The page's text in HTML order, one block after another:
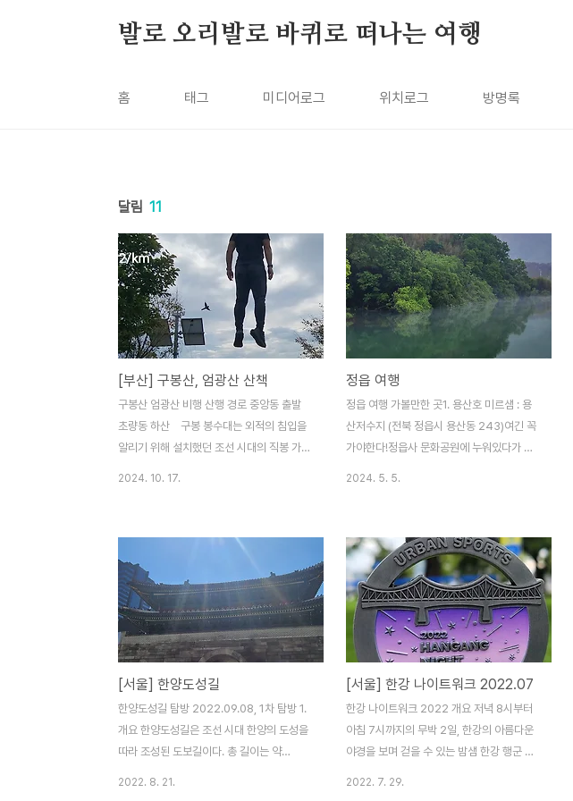
발로 오리발로 바퀴로 떠나는 여행
홈 태그 미디어로그 위치로그 방명록
달림 11
[부산] 구봉산, 엄광산 산책
구봉산 엄광산 비행 산행 경로 중앙동 출발
초량동 하산 구봉 봉수대는 외적의 침입을
알리기 위해 설치했던 조선 시대의 직봉 가운
약 8.38km, 황령산 봉수대까지는 약
6.23km로, 낮에는 마른 나무나 짚솜의 땔감
을 태워 연기로 신호를 전달하였고, 밤에는
불을 피워 황령산 봉수대로 전달하였다.원래
천마산에 석성 봉수대가 있었으나 초량 왜관
과 가까워 군사 정보가 노출될 것을 염려하여
1895년 (고종 32년) 동래부사 이종원(李鍾
元)의 건의로 현재의 자리에 봉수대를 새롭
게 설치한 것이다.그 ..
2024. 10. 17.
정읍 여행
정읍 여행 가볼만한 곳1. 용산호 미르샘 : 용
산저수지 (전북 정읍시 용산동 243)여긴 꼭
가야한다!정읍사 문화공원에 누워있다가 아
보였다.가을 단풍이 멋진 곳이지만 전북에서
유명한 산이다 보니 사철 주말마다 붐빌 듯
보인다. 미르샘 한 바퀴.용산호 대략 가운데
를 가로지르는 미르샘 다리를 건너 우로 한
바퀴, 좌로 한 바퀴 돌면 5Km가 된다.조깅이
라 달릴만도 하지만 조용한 아침 풍경을 두고
뛰어가는 건 좀 아니다.풍경을 담고 내장산에
서 흘러나오는 아침공기를 마시며 천천히 호
수를 거닐어야 분위기가 맞아 보인다. 이쪽
으로 돌아도 저쪽..
2024. 5. 5.
[서울] 한양도성길
한양도성길 탐방 2022.09.08, 1차 탐방 1.
개요 한양도성길은 조선 시대 한양의 도성을
따라 조성된 도보길이다. 총 길이는 약
2022. 8. 21.
[서울] 한강 나이트워크 2022.07
한강 나이트워크 2022 개요 저녁 8시부터
아침 7시까지의 무박 2일, 한강의 아름다운
야경을 보며 걷을 수 있는 밤샘 한강 행군 놀
2022. 7. 29.